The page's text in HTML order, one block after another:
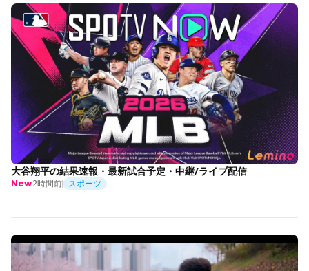
大谷翔平の結果速報・最新試合予定・中継/ライブ配信
New2時間前 スポーツ